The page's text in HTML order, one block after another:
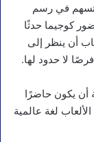
ستسهم في رسم
كوجيما حدثًا
أن ينظر إلى
لا حدود لها.
أن يكون حاضرًا
لغة عالمية